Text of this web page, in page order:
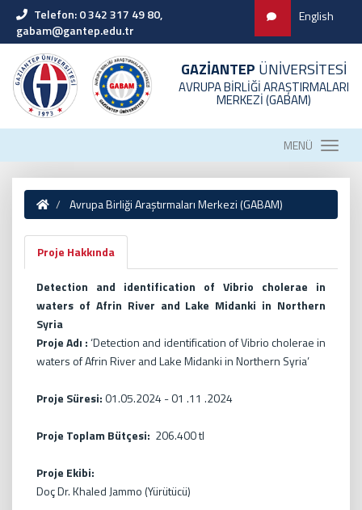
Telefon: 0 342 317 49 80,
gabam@gantep.edu.tr
English
GAZİANTEP ÜNİVERSİTESİ
AVRUPA BİRLİĞİ ARAŞTIRMALARI
MERKEZİ (GABAM)
MENÜ
Avrupa Birliği Araştırmaları Merkezi (GABAM)
Proje Hakkında
Detection and identification of Vibrio cholerae in
waters of Afrin River and Lake Midanki in Northern
Syria
Proje Adı : ‘Detection and identification of Vibrio cholerae in
waters of Afrin River and Lake Midanki in Northern Syria’
Proje Süresi:01.05.2024 - 01 .11 .2024
Proje Toplam Bütçesi: 206.400 tl
Proje Ekibi:
Doç Dr. Khaled Jammo (Yürütücü)